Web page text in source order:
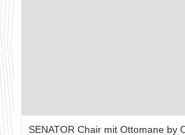
SENATOR Chair mit Ottomane by